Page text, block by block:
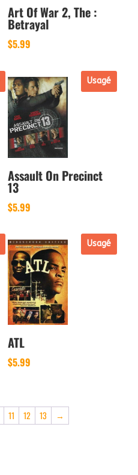
Art Of War 2, The :
Betrayal
$5.99
Usagé
Assault On Precinct
13
$5.99
Usagé
ATL
$5.99
11 12 13 →